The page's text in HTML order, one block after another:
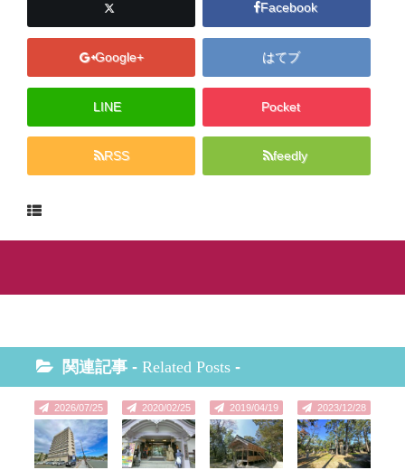
Facebook
Google+ はてブ
LINE Pocket
RSS feedly
関連記事 - Related Posts -
2026/07/25 2020/02/25 2019/04/19 2023/12/28